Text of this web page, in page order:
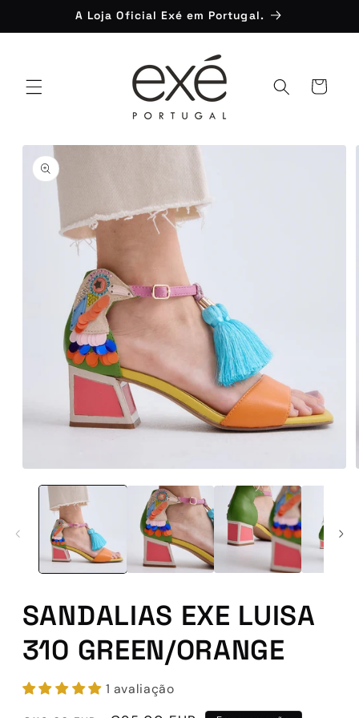
conteúdo
A Loja Oficial Exé em Portugal.
Carrinho
informação
do produto
conteúdo
multimédia
SANDALIAS EXE LUISA
310 GREEN/ORANGE
1 avaliação